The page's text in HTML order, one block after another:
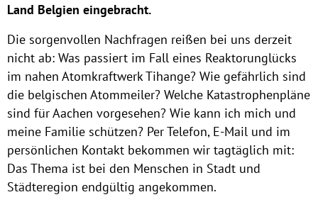
Land Belgien eingebracht.
Die sorgenvollen Nachfragen reißen bei uns derzeit
nicht ab: Was passiert im Fall eines Reaktorunglücks
im nahen Atomkraftwerk Tihange? Wie gefährlich sind
die belgischen Atommeiler? Welche Katastrophenpläne
sind für Aachen vorgesehen? Wie kann ich mich und
meine Familie schützen? Per Telefon, E-Mail und im
persönlichen Kontakt bekommen wir tagtäglich mit:
Das Thema ist bei den Menschen in Stadt und
Städteregion endgültig angekommen.